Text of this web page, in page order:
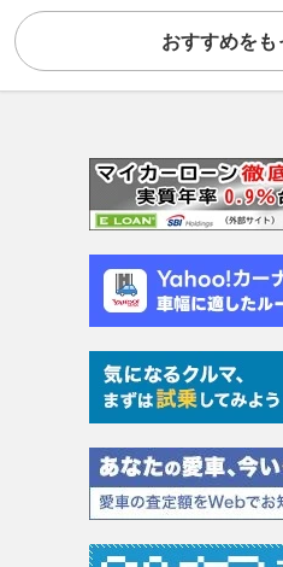
おすすめをも